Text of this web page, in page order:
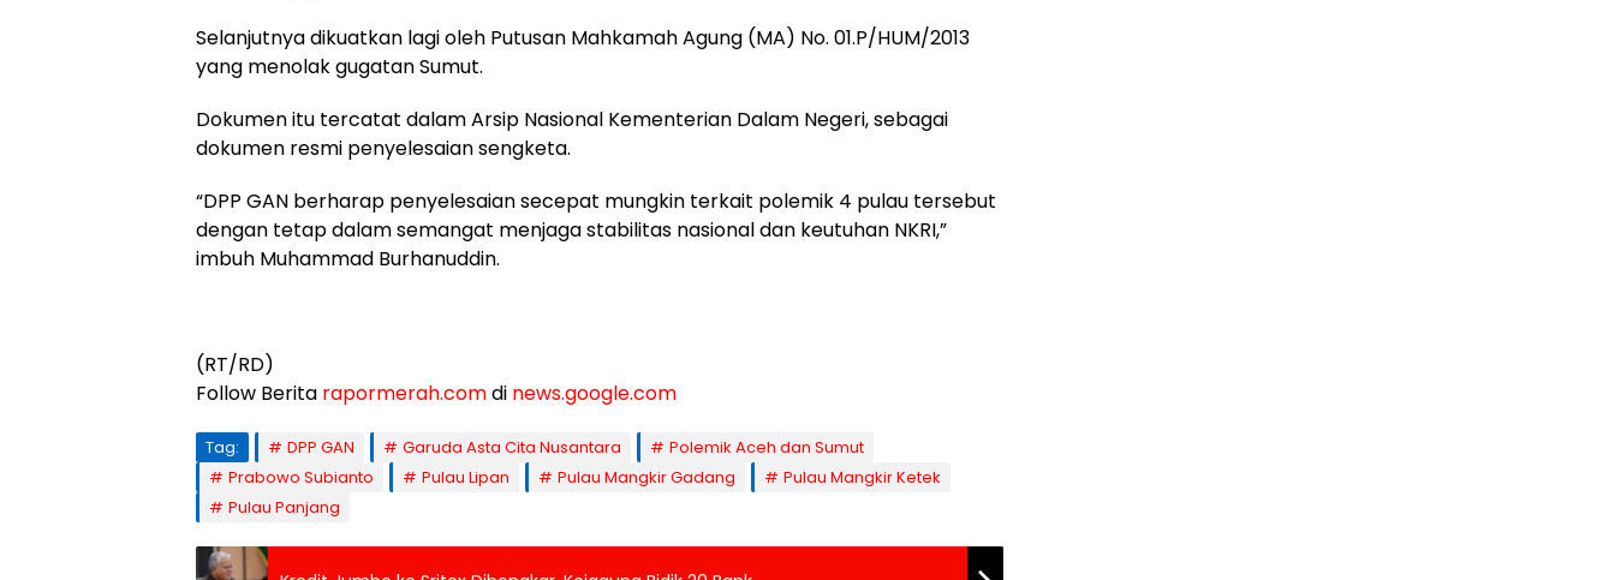
Selanjutnya dikuatkan lagi oleh Putusan Mahkamah Agung (MA) No. 01.P/HUM/2013
yang menolak gugatan Sumut.
Dokumen itu tercatat dalam Arsip Nasional Kementerian Dalam Negeri, sebagai
dokumen resmi penyelesaian sengketa.
“DPP GAN berharap penyelesaian secepat mungkin terkait polemik 4 pulau tersebut
dengan tetap dalam semangat menjaga stabilitas nasional dan keutuhan NKRI,”
imbuh Muhammad Burhanuddin.
(RT/RD)
Follow Berita rapormerah.comdi news.google.com
Tag: DPP GAN Garuda Asta Cita Nusantara
Polemik Aceh dan Sumut
Prabowo Subianto
Pulau Lipan Pulau Mangkir Gadang
Pulau Mangkir Ketek
Pulau Panjang